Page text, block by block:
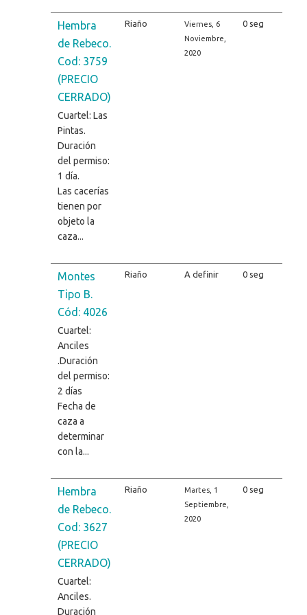
Hembra
de Rebeco.
Cod: 3759
(PRECIO
CERRADO)
Cuartel: Las
Pintas.
Duración
del permiso:
1 día.
Las cacerías
tienen por
objeto la
caza...
Riaño
Viernes, 6
Noviembre,
2020
0 seg
Montes
Tipo B.
Cód: 4026
Cuartel:
Anciles
.Duración
del permiso:
2 días
Fecha de
caza a
determinar
con la...
Riaño A definir 0 seg
Hembra
de Rebeco.
Cod: 3627
(PRECIO
CERRADO)
Cuartel:
Anciles.
Duración
Riaño
Martes, 1
Septiembre,
2020
0 seg